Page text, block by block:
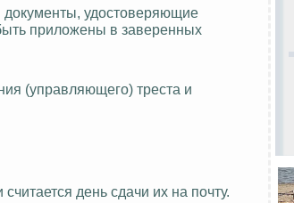
удостоверяющие
приложены в заверенных
(управляющего) треста и
день сдачи их на почту.